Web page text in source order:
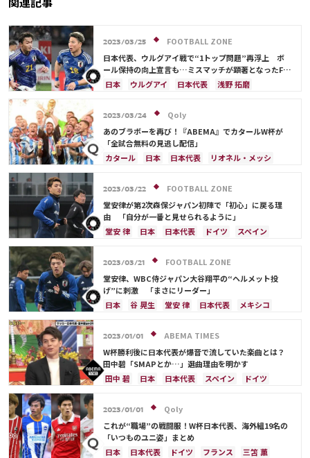
2023/03/25
FOOTBALL ZONE
日本代表、ウルグアイ戦で“1トップ問題”再浮上 ボ
ール保持の向上宣言も…ミスマッチが顕著となったFW
人選
日本 ウルグアイ 日本代表
浅野 拓磨
スペイン
上田 綺世
シュミット・ダニエル
2023/03/24
Qoly
あのブラボーを再び！『ABEMA』でカタールW杯が
「全試合無料の見逃し配信」
カタール
日本 日本代表
リオネル・メッシ
フランス
長友 佑都 吉田 麻也
浅野 拓磨
堂安 律
2023/03/22
FOOTBALL ZONE
堂安律が第2次森保ジャパン初陣で「初心」に戻る理
由 「自分が一番と見せられるように」
堂安 律
日本 日本代表 ドイツ
スペイン
2023/03/21
FOOTBALL ZONE
堂安律、WBC侍ジャパン大谷翔平の“ヘルメット投
げ”に刺激 「まさにリーダー」
日本
谷 晃生 堂安 律 日本代表
メキシコ
2023/01/01
ABEMA TIMES
W杯勝利後に日本代表が爆音で流していた楽曲とは？
田中碧「SMAPとか…」選曲理由を明かす
田中 碧
日本 日本代表 スペイン
ドイツ
2023/01/01
Qoly
これが“職場”の戦闘服！W杯日本代表、海外組19名の
「いつものユニ姿」まとめ
日本
日本代表 ドイツ フランス
三笘 薫